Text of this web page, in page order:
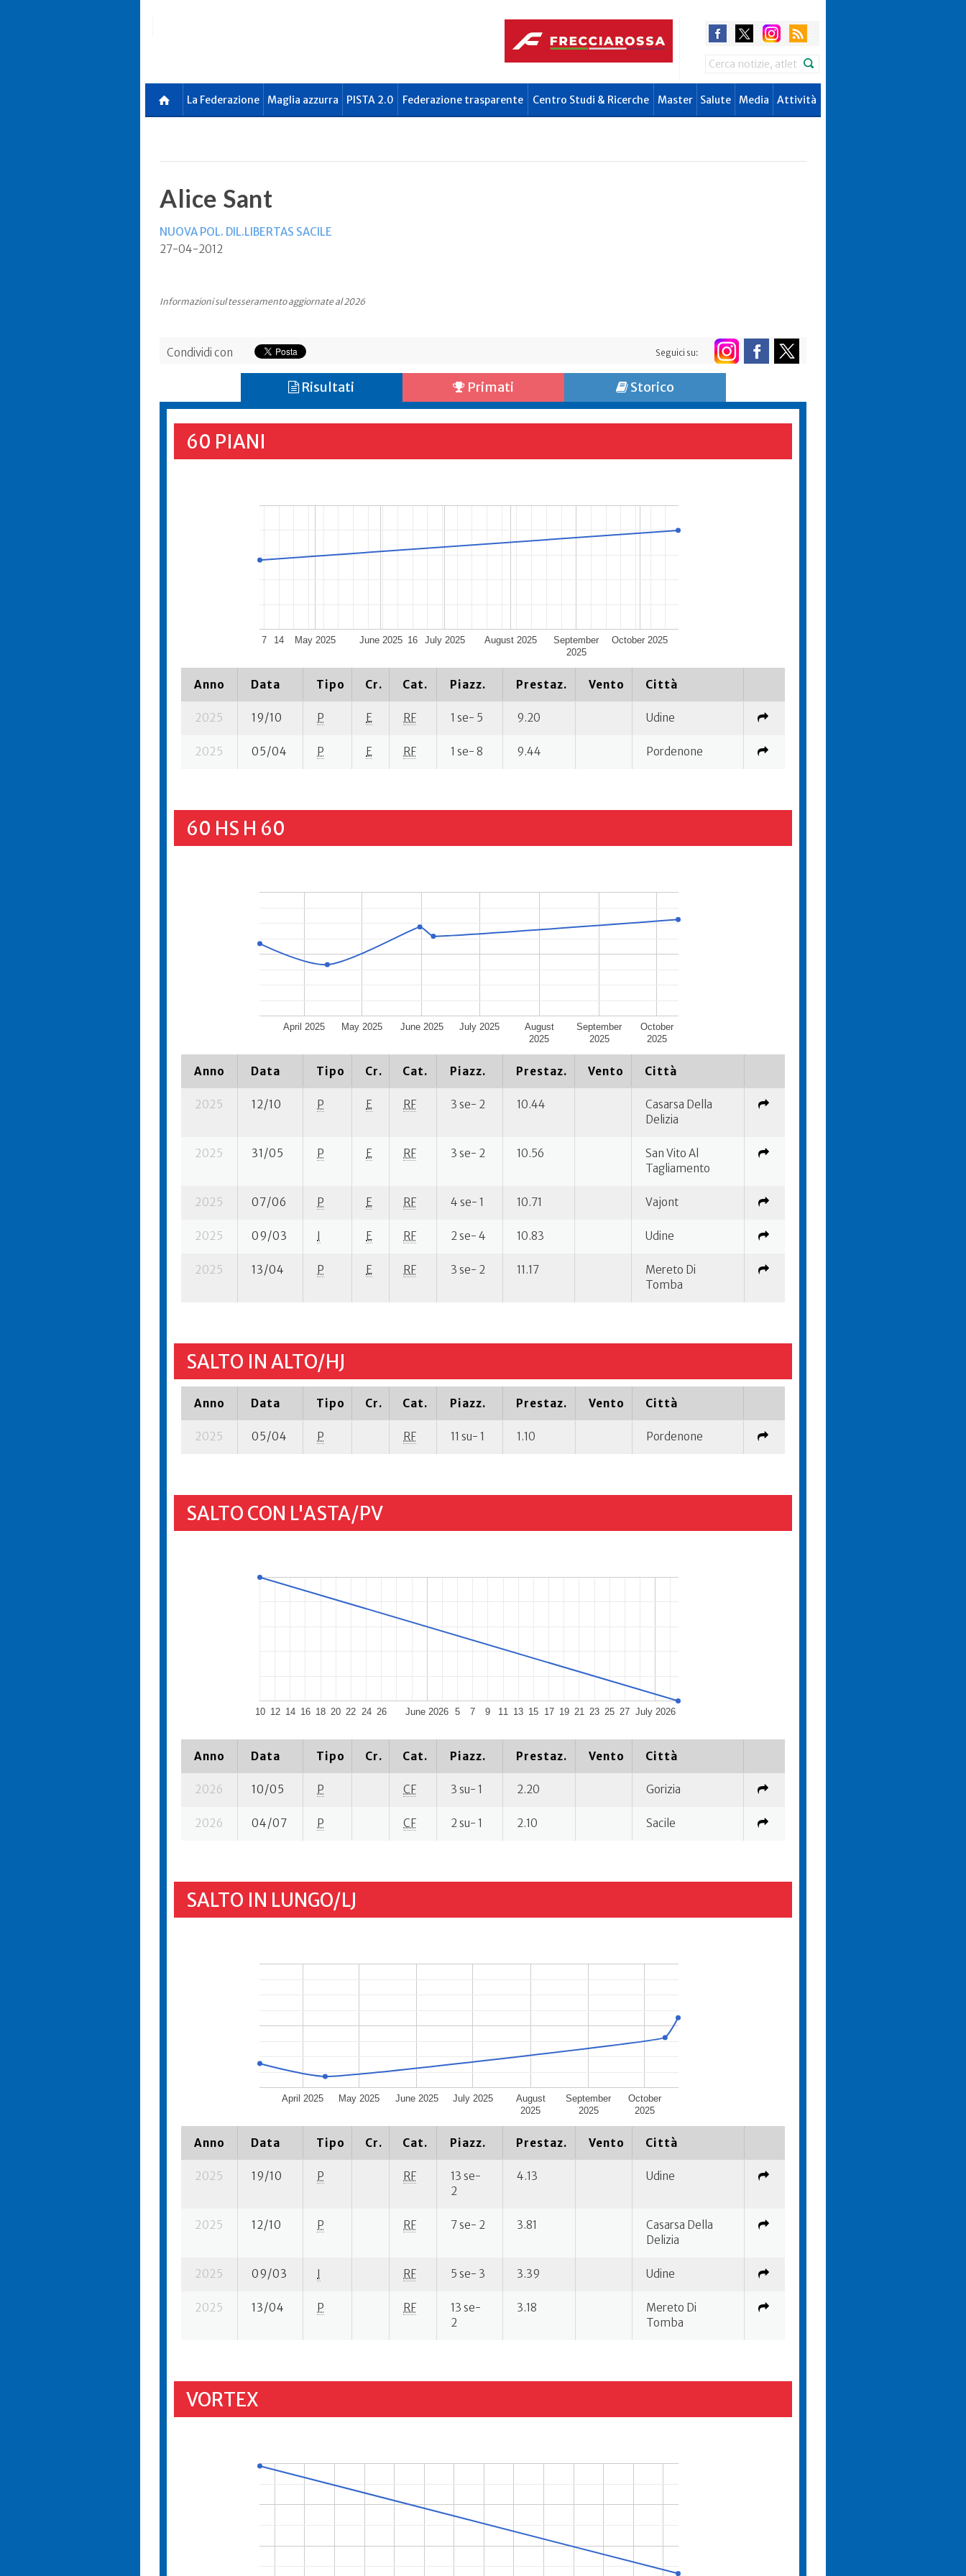
Search
La Federazione Maglia azzurra PISTA 2.0 Federazione trasparente Centro Studi & Ricerche Master Salute Media Attività
Alice Sant
NUOVA POL. DIL.LIBERTAS SACILE
27-04-2012
Informazioni sul tesseramento aggiornate al 2026
Condividi con Seguici su:
Risultati Primati Storico
60 PIANI
May 2025 June 2025 July 2025 August 2025
September
2025
October 2025
7 14 16
Anno Data Tipo Cr. Cat. Piazz. Prestaz. Vento Città
2025 19/10 P E RF 1 se- 5 9.20 Udine
2025 05/04 P E RF 1 se- 8 9.44 Pordenone
60 HS H 60
April 2025 May 2025 June 2025 July 2025
August
2025
September
2025
October
2025
Anno Data Tipo Cr. Cat. Piazz. Prestaz. Vento Città
2025 12/10 P E RF 3 se- 2 10.44
Casarsa Della
Delizia
2025 31/05 P E RF 3 se- 2 10.56
San Vito Al
Tagliamento
2025 07/06 P E RF 4 se- 1 10.71 Vajont
2025 09/03 I E RF 2 se- 4 10.83 Udine
2025 13/04 P E RF 3 se- 2 11.17
Mereto Di
Tomba
SALTO IN ALTO/HJ
Anno Data Tipo Cr. Cat. Piazz. Prestaz. Vento Città
2025 05/04 P RF 11 su- 1 1.10 Pordenone
SALTO CON L'ASTA/PV
June 2026 July 2026
10 12 14 16 18 20 22 24 26 5 7 9 11 13 15 17 19 21 23 25 27
Anno Data Tipo Cr. Cat. Piazz. Prestaz. Vento Città
2026 10/05 P CF 3 su- 1 2.20 Gorizia
2026 04/07 P CF 2 su- 1 2.10 Sacile
SALTO IN LUNGO/LJ
April 2025 May 2025 June 2025 July 2025
August
2025
September
2025
October
2025
Anno Data Tipo Cr. Cat. Piazz. Prestaz. Vento Città
2025 19/10 P RF
13 se-
2
4.13 Udine
2025 12/10 P RF 7 se- 2 3.81
Casarsa Della
Delizia
2025 09/03 I RF 5 se- 3 3.39 Udine
2025 13/04 P RF
13 se-
2
3.18
Mereto Di
Tomba
VORTEX